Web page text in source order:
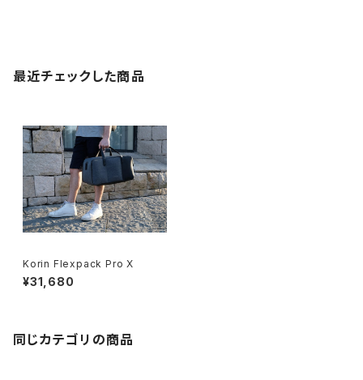
最近チェックした商品
Korin Flexpack Pro X
¥31,680
同じカテゴリの商品